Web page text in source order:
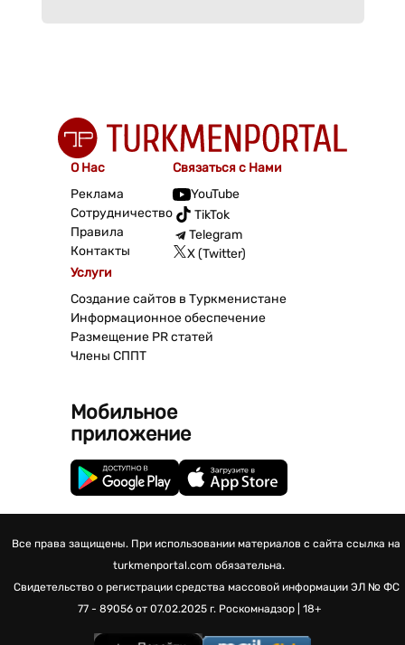
О Нас
Реклама
Сотрудничество
Правила
Контакты
Связаться с Нами
YouTube
TikTok
Telegram
X (Twitter)
Услуги
Создание сайтов в Туркменистане
Информационное обеспечение
Размещение PR статей
Члены СППТ
Мобильное
приложение
Все права защищены. При использовании материалов с сайта ссылка на
turkmenportal.com обязательна.
Свидетельство о регистрации средства массовой информации ЭЛ № ФС
77 - 89056 от 07.02.2025 г. Роскомнадзор | 18+